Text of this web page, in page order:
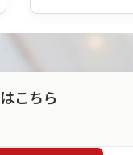
こちら